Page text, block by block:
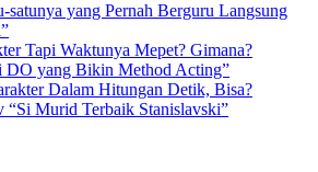
satunya yang Pernah Berguru Langsung
Tapi Waktunya Mepet? Gimana?
DO yang Bikin Method Acting”
Dalam Hitungan Detik, Bisa?
“Si Murid Terbaik Stanislavski”